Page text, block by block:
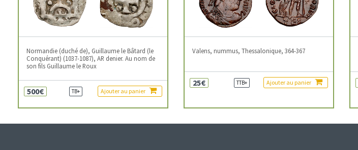
Normandie (duché de), Guillaume le Bâtard (le
Conquérant) (1037-1087), AR denier. Au nom de
son fils Guillaume le Roux
500€ TB+ Ajouter au panier
Valens, nummus, Thessalonique, 364-367
25€ TTB+ Ajouter au panier